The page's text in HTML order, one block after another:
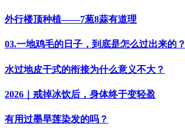
外行楼顶种植——7葱8蒜有道理
03.一地鸡毛的日子，到底是怎么过出来的？
水过地皮干式的衔接为什么意义不大？
2026｜戒掉冰饮后，身体终于变轻盈
有用过墨旱莲染发的吗？